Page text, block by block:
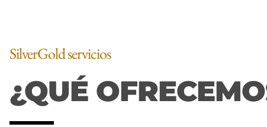
SilverGold servicios
¿QUÉ